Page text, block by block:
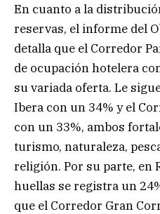
En cuanto a la
reservas, el informe del
detalla que el Corredor
de ocupación hotelera
su variada oferta. Le
Ibera con un 34% y el
con un 33%, ambos
turismo, naturaleza,
religión. Por su parte, en
huellas se registra un
que el Corredor Gran